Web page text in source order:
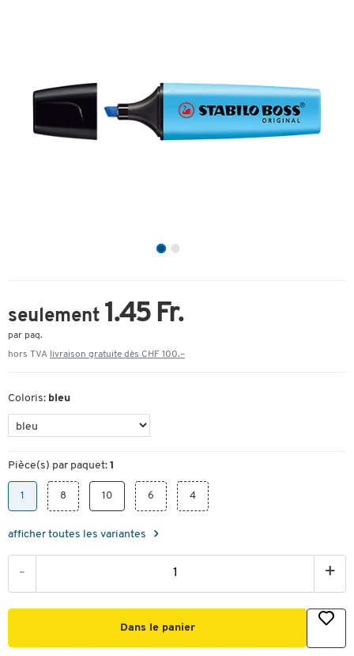
seulement 1.45 Fr.
par paq.
hors TVA livraison gratuite dès CHF 100.–
Coloris: bleu
Pièce(s) par paquet: 1
1 8 10 6 4
afficher toutes les variantes
- +
Dans le panier